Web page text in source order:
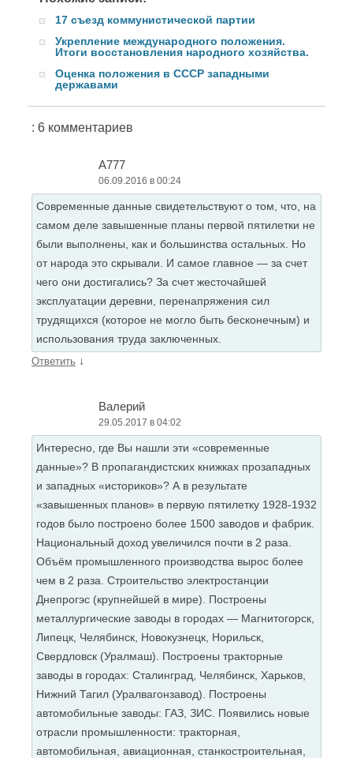
17 съезд коммунистической партии
Укрепление международного положения.
Итоги восстановления народного хозяйства.
Оценка положения в СССР западными
державами
: 6 комментариев
А777
06.09.2016 в 00:24
Современные данные свидетельствуют о том, что, на
самом деле завышенные планы первой пятилетки не
были выполнены, как и большинства остальных. Но
от народа это скрывали. И самое главное — за счет
чего они достигались? За счет жесточайшей
эксплуатации деревни, перенапряжения сил
трудящихся (которое не могло быть бесконечным) и
использования труда заключенных.
Ответить ↓
Валерий
29.05.2017 в 04:02
Интересно, где Вы нашли эти «современные
данные»? В пропагандистских книжках прозападных
и западных «историков»? А в результате
«завышенных планов» в первую пятилетку 1928-1932
годов было построено более 1500 заводов и фабрик.
Национальный доход увеличился почти в 2 раза.
Объём промышленного производства вырос более
чем в 2 раза. Строительство электростанции
Днепрогэс (крупнейшей в мире). Построены
металлургические заводы в городах — Магнитогорск,
Липецк, Челябинск, Новокузнецк, Норильск,
Свердловск (Уралмаш). Построены тракторные
заводы в городах: Сталинград, Челябинск, Харьков,
Нижний Тагил (Уралвагонзавод). Построены
автомобильные заводы: ГАЗ, ЗИС. Появились новые
отрасли промышленности: тракторная,
автомобильная, авиационная, станкостроительная,